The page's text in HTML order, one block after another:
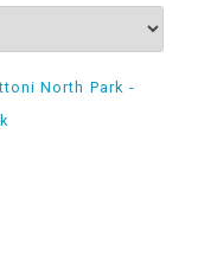
North Park -